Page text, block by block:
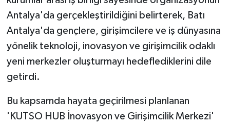
Antalya'da gerçekleştirildiğini belirterek, Batı
Antalya'da gençlere, girişimcilere ve iş dünyasına
yönelik teknoloji, inovasyon ve girişimcilik odaklı
yeni merkezler oluşturmayı hedeflediklerini dile
getirdi.
Bu kapsamda hayata geçirilmesi planlanan
'KUTSO HUB İnovasyon ve Girişimcilik Merkezi'